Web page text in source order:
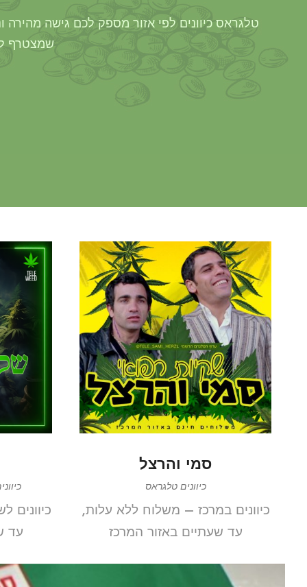
טלגראס כיוונים לפי אזור מספק לכם גישה מהירה
שמצטרף
סמי והרצל
כיוונים טלגראס
כיוונים במרכז – משלוח ללא עלות,
עד שעתיים באזור המרכז
כיוונים
עד